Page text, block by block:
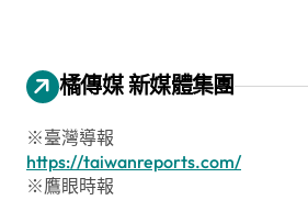
橘傳媒 新媒體集團
※臺灣導報
https://taiwanreports.com/
※鷹眼時報